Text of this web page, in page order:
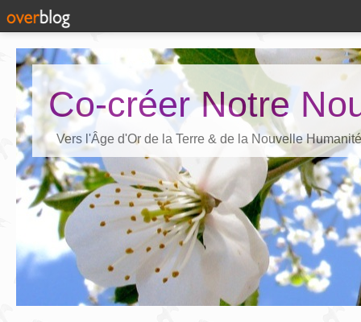
Co-créer Notre
Vers l'Âge d'Or de la Terre & de la Nouvelle Humanité